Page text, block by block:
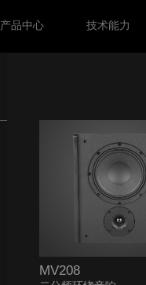
产品中心 技术能力
MV208